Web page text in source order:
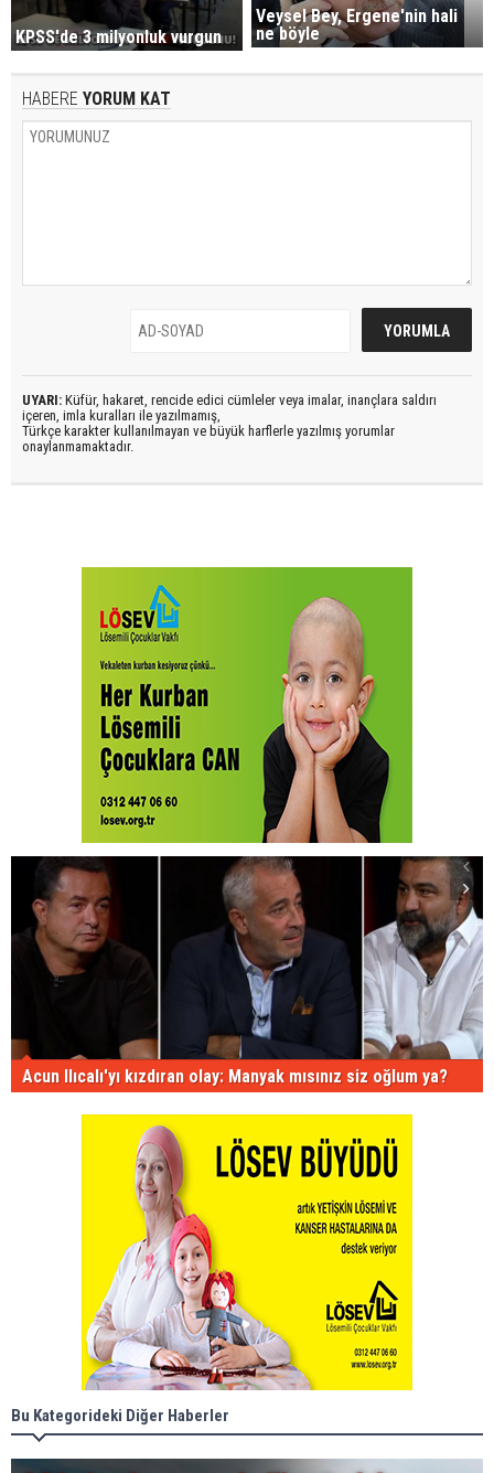
KPSS'de 3 milyonluk vurgun
Veysel Bey, Ergene'nin hali
ne böyle
HABERE YORUM KAT
UYARI: Küfür, hakaret, rencide edici cümleler veya imalar, inançlara saldırı
içeren, imla kuralları ile yazılmamış,
Türkçe karakter kullanılmayan ve büyük harflerle yazılmış yorumlar
onaylanmamaktadır.
Acun Ilıcalı'yı kızdıran olay: Manyak mısınız siz oğlum ya?
Bu Kategorideki Diğer Haberler